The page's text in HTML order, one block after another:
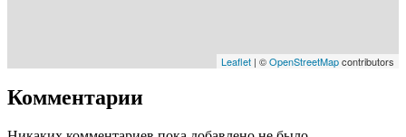
Leaflet | ©OpenStreetMapcontributors
Комментарии